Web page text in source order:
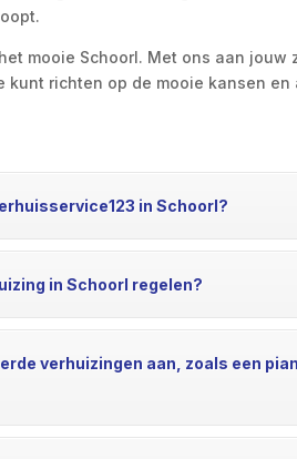
mooie Schoorl. Met ons aan jouw
richten op de mooie kansen en
in Schoorl?
in Schoorl regelen?
verhuizingen aan, zoals een